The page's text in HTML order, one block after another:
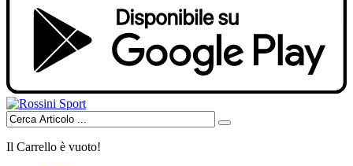
Il Carrello è vuoto!